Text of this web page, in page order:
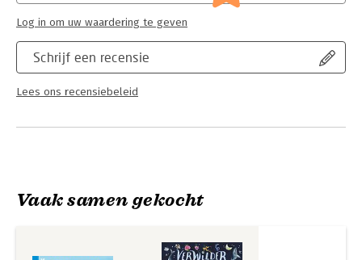
Schrijf een recensie
Lees ons recensiebeleid
Log in om uw waardering te geven
Vaak samen gekocht